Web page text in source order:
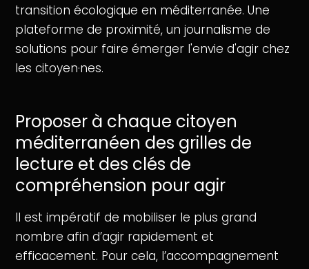
transition écologique en méditerranée. Une
plateforme de proximité, un journalisme de
solutions pour faire émerger l'envie d'agir chez
les citoyen·nes.
Proposer à chaque citoyen
méditerranéen des grilles de
lecture et des clés de
compréhension pour agir
Il est impératif de mobiliser le plus grand
nombre afin d’agir rapidement et
efficacement. Pour cela, l’accompagnement